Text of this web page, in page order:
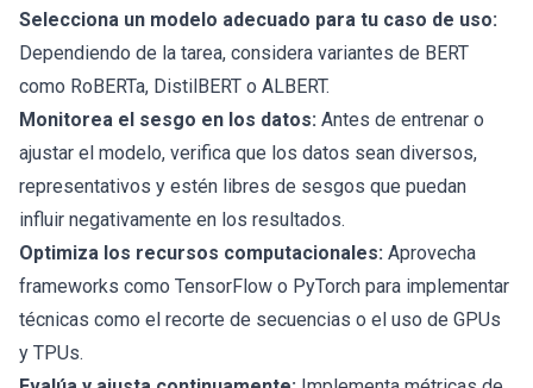
Selecciona un modelo adecuado para tu caso de uso:
Dependiendo de la tarea, considera variantes de BERT
como RoBERTa, DistilBERT o ALBERT.
Monitorea el sesgo en los datos: Antes de entrenar o
ajustar el modelo, verifica que los datos sean diversos,
representativos y estén libres de sesgos que puedan
influir negativamente en los resultados.
Optimiza los recursos computacionales: Aprovecha
frameworks como TensorFlow o PyTorch para implementar
técnicas como el recorte de secuencias o el uso de GPUs
y TPUs.